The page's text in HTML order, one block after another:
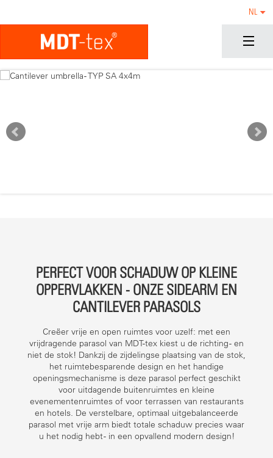
NL
PERFECT VOOR SCHADUW OP KLEINE
OPPERVLAKKEN - ONZE SIDEARM EN
CANTILEVER PARASOLS
Creëer vrije en open ruimtes voor uzelf: met een
vrijdragende parasol van MDT-tex kiest u de richting - en
niet de stok! Dankzij de zijdelingse plaatsing van de stok,
het ruimtebesparende design en het handige
openingsmechanisme is deze parasol perfect geschikt
voor uitdagende buitenruimtes en kleine
evenementenruimtes of voor terrassen van restaurants
en hotels. De verstelbare, optimaal uitgebalanceerde
parasol met vrije arm biedt totale schaduw precies waar
u het nodig hebt - in een opvallend modern design!